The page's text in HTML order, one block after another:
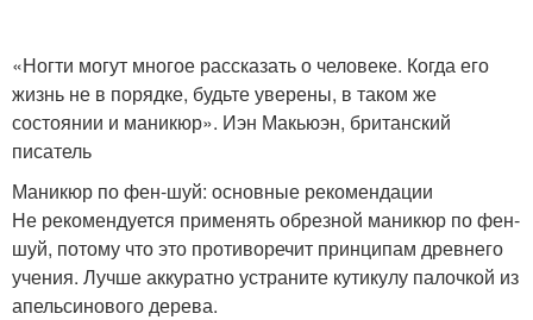
«Ногти могут многое рассказать о человеке. Когда его
жизнь не в порядке, будьте уверены, в таком же
состоянии и маникюр». Иэн Макьюэн, британский
писатель
Маникюр по фен-шуй: основные рекомендации
Не рекомендуется применять обрезной маникюр по фен-
шуй, потому что это противоречит принципам древнего
учения. Лучше аккуратно устраните кутикулу палочкой из
апельсинового дерева.